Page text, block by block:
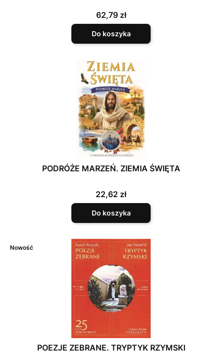
Cena
62,79 zł
Do koszyka
PODRÓŻE MARZEŃ. ZIEMIA ŚWIĘTA
Cena
22,62 zł
Do koszyka
Nowość
POEZJE ZEBRANE. TRYPTYK RZYMSKI